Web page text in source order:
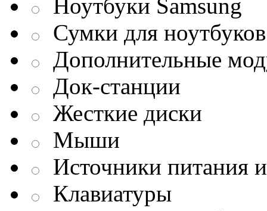
Ноутбуки Samsung
Сумки для ноутбуков
Дополнительные
Док-станции
Жесткие диски
Мыши
Источники питания
Клавиатуры